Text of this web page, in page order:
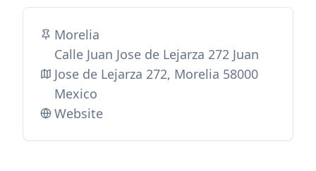
Morelia
Calle Juan Jose de Lejarza 272 Juan
Jose de Lejarza 272, Morelia 58000
Mexico
Website